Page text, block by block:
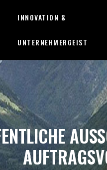
INNOVATION &
UNTERNEHMERGEIST